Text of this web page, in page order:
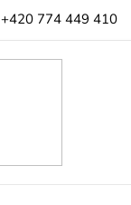
+420 774 449 410